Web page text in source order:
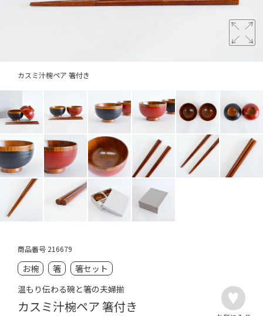
カスミ汁椀ペア 箸付き
商品番号 216679
お椀 箸
箸セット
温もり伝わる碗と箸の夫婦揃
カスミ汁椀ペア 箸付き